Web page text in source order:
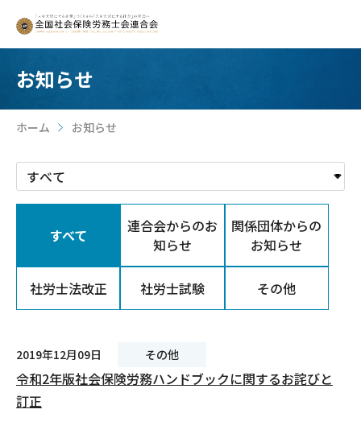
お知らせ
ホーム >
お知らせ
すべて
連合会からのお
知らせ
関係団体からの
お知らせ
社労士法改正 社労士試験 その他
2019年12月09日 その他
令和2年版社会保険労務ハンドブックに関するお詫びと
訂正